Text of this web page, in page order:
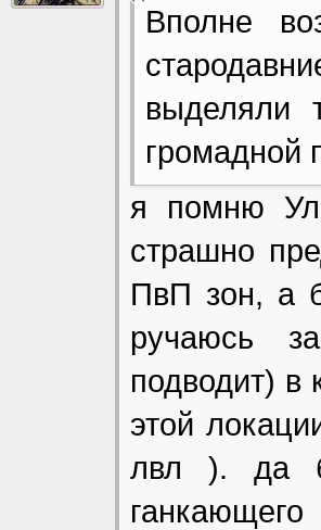
Вполне
выделяли
громадной
я помню
страшно
ПвП зон, а
ручаюсь
подводит) в
этой
лвл ). да